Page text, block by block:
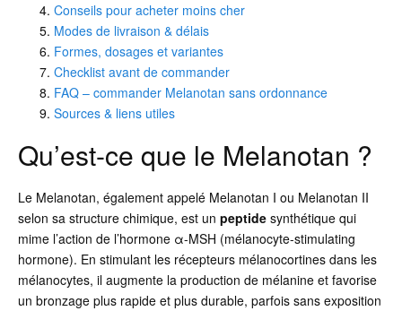
Conseils pour acheter moins cher
Modes de livraison & délais
Formes, dosages et variantes
Checklist avant de commander
FAQ – commander Melanotan sans ordonnance
Sources & liens utiles
Qu’est-ce que le Melanotan ?
Le Melanotan, également appelé Melanotan I ou Melanotan II
selon sa structure chimique, est un peptide synthétique qui
mime l’action de l’hormone α-MSH (mélanocyte-stimulating
hormone). En stimulant les récepteurs mélanocortines dans les
mélanocytes, il augmente la production de mélanine et favorise
un bronzage plus rapide et plus durable, parfois sans exposition